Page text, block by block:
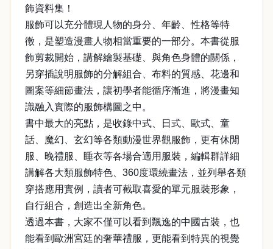
飾資料集！
服飾可以充分體現人物的身分、年齡、性格等特
徵，是塑造漫畫人物相當重要的一部分。本書從服
飾剪裁開始，講解繪製基礎、與角色身體的關係，
另穿插說明服飾的分解組合、布料的質感、花邊和
圖案等細節畫法，讓初學者能循序漸進，將漫畫知
識融入實際的服飾構圖之中。
書中最大的亮點，是收錄中式、日式、歐式、童
話、魔幻、玄幻等各類動漫世界觀服飾，更有休閒
服、晚禮服、睡衣等各場合適用服裝，編輯群詳細
講解各大類服飾特色、360度環繞畫法，並列舉各類
穿搭應用實例，讀者可截取喜愛的單元服裝形象，
自行組合，創造出全新角色。
透過本書，大家不僅可以看到飄逸的中國古裝，也
能看到歐洲宮廷的奢華禮服，更能看到特異的視覺